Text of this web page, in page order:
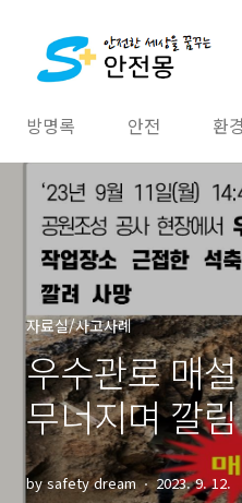
방명록 안전 환경
자료실/사고사례
우수관로 매
무너지며 깔림
by safety dream 2023. 9. 12.